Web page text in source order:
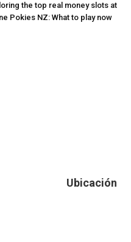
the top real money slots at
Pokies NZ: What to play now
Ubicación